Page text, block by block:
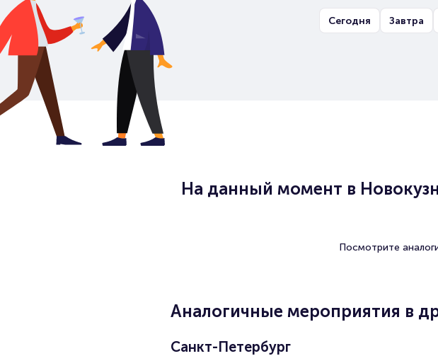
Сегодня Завтра
На данный момент в
Посмотрите
Аналогичные мероприятия в
Санкт-Петербург